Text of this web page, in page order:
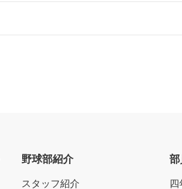
野球部紹介
スタッフ紹介
部
四